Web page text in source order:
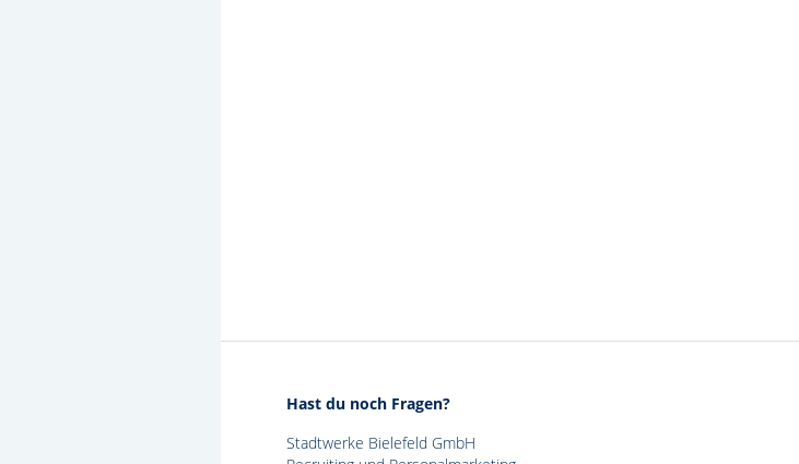
Hast du noch Fragen?
Stadtwerke Bielefeld GmbH